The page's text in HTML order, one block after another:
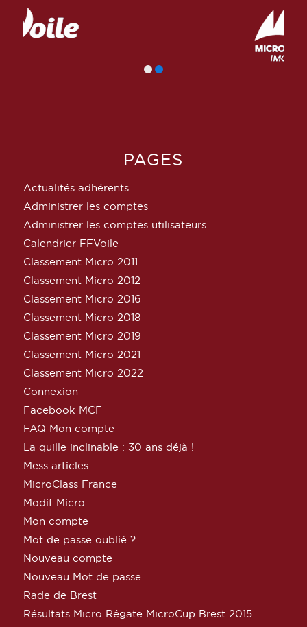
PAGES
Actualités adhérents
Administrer les comptes
Administrer les comptes utilisateurs
Calendrier FFVoile
Classement Micro 2011
Classement Micro 2012
Classement Micro 2016
Classement Micro 2018
Classement Micro 2019
Classement Micro 2021
Classement Micro 2022
Connexion
Facebook MCF
FAQ Mon compte
La quille inclinable : 30 ans déjà !
Mess articles
MicroClass France
Modif Micro
Mon compte
Mot de passe oublié ?
Nouveau compte
Nouveau Mot de passe
Rade de Brest
Résultats Micro Régate MicroCup Brest 2015